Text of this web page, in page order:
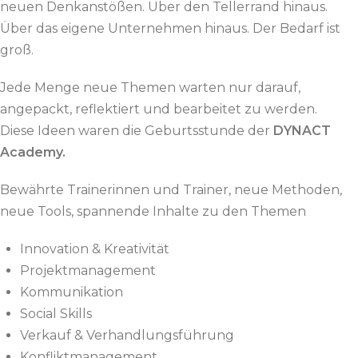
neuen Denkanstößen. Über den Tellerrand hinaus.
Über das eigene Unternehmen hinaus. Der Bedarf ist
groß.
Jede Menge neue Themen warten nur darauf,
angepackt, reflektiert und bearbeitet zu werden.
Diese Ideen waren die Geburtsstunde der DYNACT
Academy.
Bewährte Trainerinnen und Trainer, neue Methoden,
neue Tools, spannende Inhalte zu den Themen
Innovation & Kreativität
Projektmanagement
Kommunikation
Social Skills
Verkauf & Verhandlungsführung